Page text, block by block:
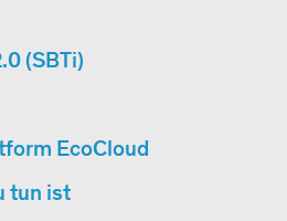
(SBTi)
EcoCloud
tun ist